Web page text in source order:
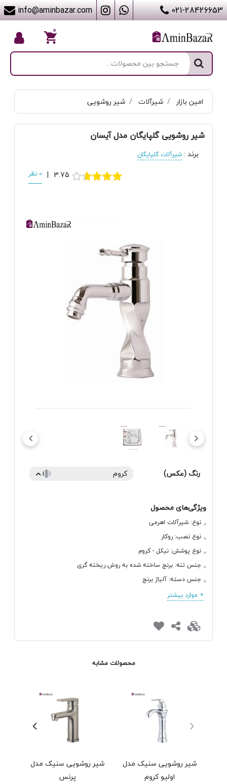
info@aminbazar.com 021-28426653
۰
امین بازار شیرآلات شیر روشویی
شیر روشویی گلپایگان مدل آیسان
برند :شیرآلات گلپایگان
3.75
| 0 نظر
رنگ (عکس) کروم
ویژگی‌های محصول
نوع:شیرآلات اهرمی
نوع نصب:روکار
نوع پوشش:نیکل - کروم
جنس تنه:برنج ساخته شده به روش ریخته گری
جنس دسته:آلیاژ برنج
+ موارد بیشتر
محصولات مشابه
شیر روشویی سنیک مدل
اولیو کروم
شیر روشویی سنیک مدل
پرنس